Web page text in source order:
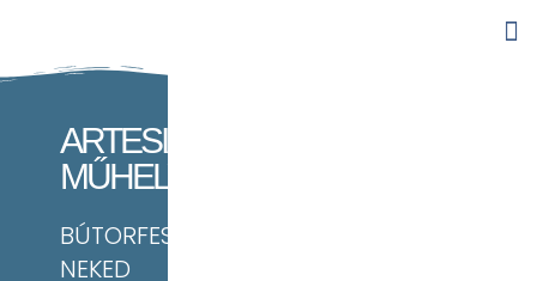
ARTESIA
MŰHELY
BÚTORFESTÉS
NEKED